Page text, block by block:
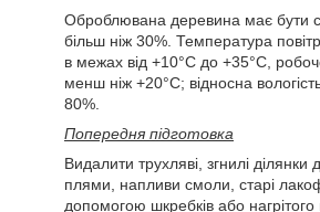
Оброблювана деревина має бути
більш ніж 30%. Температура
в межах від +10°C до +35°C,
менш ніж +20°C; відносна
80%.
Попередня підготовка
Видалити трухляві, згнилі ділянки
плями, напливи смоли, старі
допомогою шкребків або нагрітого